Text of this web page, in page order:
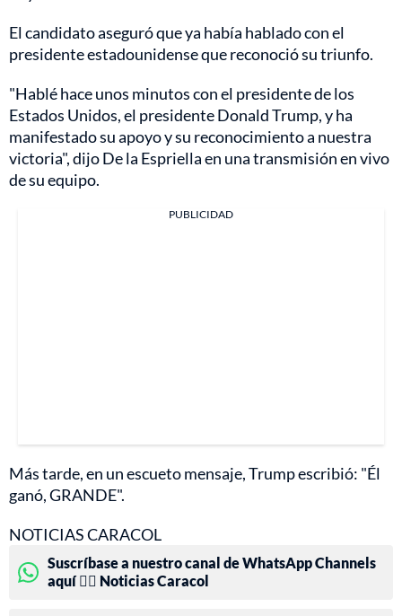
El candidato aseguró que ya había hablado con el
presidente estadounidense que reconoció su triunfo.
"Hablé hace unos minutos con el presidente de los
Estados Unidos, el presidente Donald Trump, y ha
manifestado su apoyo y su reconocimiento a nuestra
victoria", dijo De la Espriella en una transmisión en vivo
de su equipo.
PUBLICIDAD
Más tarde, en un escueto mensaje, Trump escribió: "Él
ganó, GRANDE".
NOTICIAS CARACOL
Suscríbase a nuestro canal de WhatsApp Channels
aquí 👉🏻 Noticias Caracol